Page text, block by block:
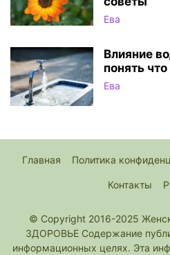
Ева
Влияние
понять
Ева
Главная Политика
Контакты
© Copyright 2016-2025
ЗДОРОВЬЕ Содержание
информационных целях. Эта